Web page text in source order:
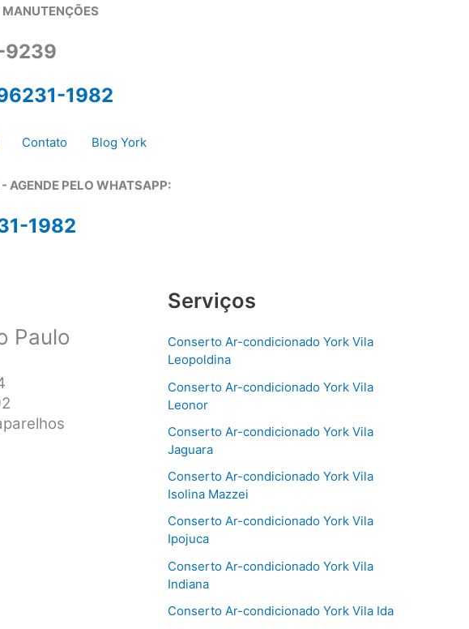
9239
1982
Contato Blog York
AGENDE PELO WHATSAPP:
1982
Paulo
Serviços
Conserto Ar-condicionado York Vila
Leopoldina
Conserto Ar-condicionado York Vila
Leonor
Conserto Ar-condicionado York Vila
Jaguara
Conserto Ar-condicionado York Vila
Isolina Mazzei
Conserto Ar-condicionado York Vila
Ipojuca
Conserto Ar-condicionado York Vila
Indiana
Conserto Ar-condicionado York Vila Ida